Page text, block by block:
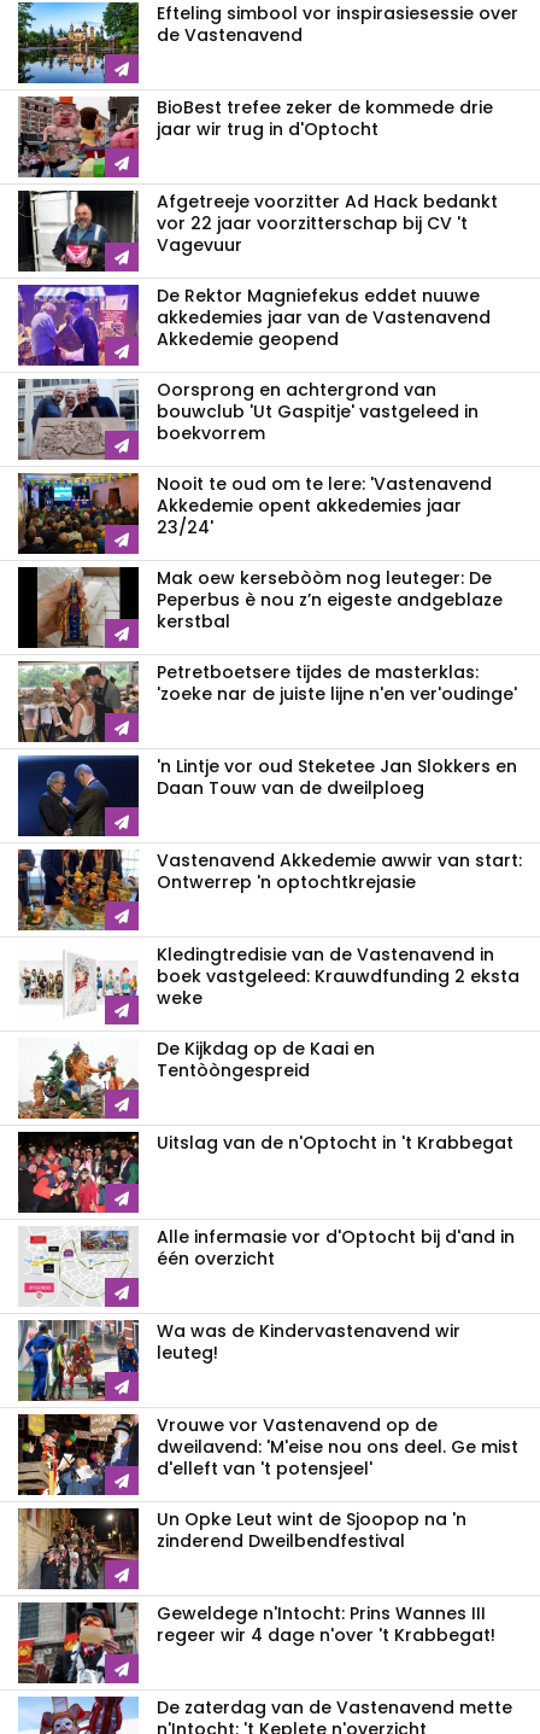
Efteling simbool vor inspirasiesessie over
de Vastenavend
BioBest trefee zeker de kommede drie
jaar wir trug in d'Optocht
Afgetreeje voorzitter Ad Hack bedankt
vor 22 jaar voorzitterschap bij CV 't
Vagevuur
De Rektor Magniefekus eddet nuuwe
akkedemies jaar van de Vastenavend
Akkedemie geopend
Oorsprong en achtergrond van
bouwclub 'Ut Gaspitje' vastgeleed in
boekvorrem
Nooit te oud om te lere: 'Vastenavend
Akkedemie opent akkedemies jaar
23/24'
Mak oew kersebòòm nog leuteger: De
Peperbus è nou z’n eigeste andgeblaze
kerstbal
Petretboetsere tijdes de masterklas:
'zoeke nar de juiste lijne n'en ver'oudinge'
'n Lintje vor oud Steketee Jan Slokkers en
Daan Touw van de dweilploeg
Vastenavend Akkedemie awwir van start:
Ontwerrep 'n optochtkrejasie
Kledingtredisie van de Vastenavend in
boek vastgeleed: Krauwdfunding 2 eksta
weke
De Kijkdag op de Kaai en
Tentòòngespreid
Uitslag van de n'Optocht in 't Krabbegat
Alle infermasie vor d'Optocht bij d'and in
één overzicht
Wa was de Kindervastenavend wir
leuteg!
Vrouwe vor Vastenavend op de
dweilavend: 'M'eise nou ons deel. Ge mist
d'elleft van 't potensjeel'
Un Opke Leut wint de Sjoopop na 'n
zinderend Dweilbendfestival
Geweldege n'Intocht: Prins Wannes III
regeer wir 4 dage n'over 't Krabbegat!
De zaterdag van de Vastenavend mette